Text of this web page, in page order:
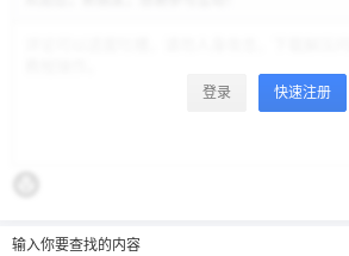
登录 快速注册
输入你要查找的内容